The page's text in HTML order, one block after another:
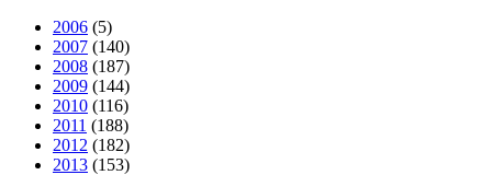
2006 (5)
2007 (140)
2008 (187)
2009 (144)
2010 (116)
2011 (188)
2012 (182)
2013 (153)